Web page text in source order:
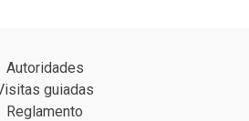
Autoridades
guiadas
Reglamento